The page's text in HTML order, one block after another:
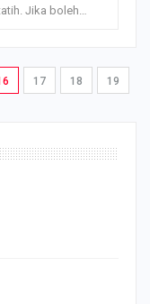
Jika boleh…
17 18 19